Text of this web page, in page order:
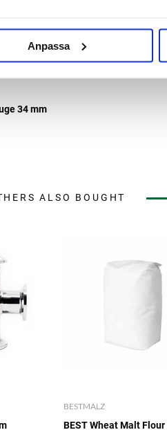
Anpassa
34 mm
ALSO BOUGHT
BESTMALZ
BEST Wheat Malt